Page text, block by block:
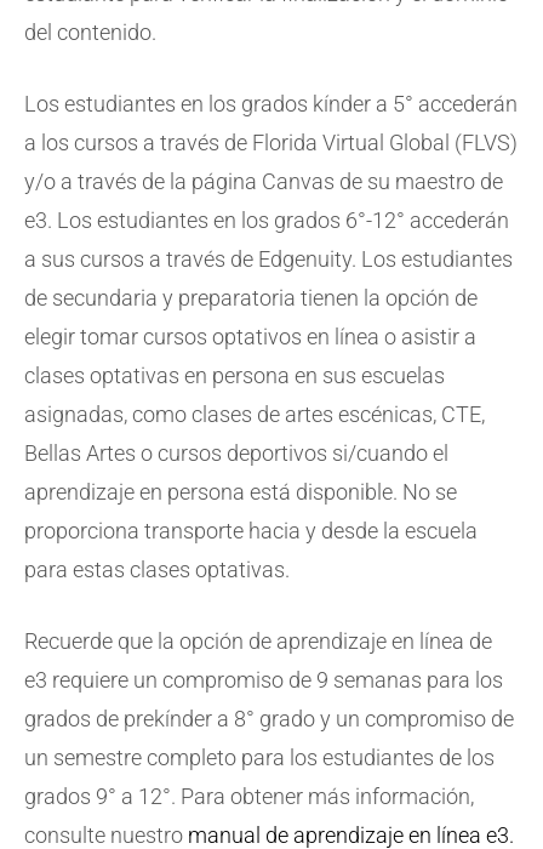
del contenido.
Los estudiantes en los grados kínder a 5° accederán
a los cursos a través de Florida Virtual Global (FLVS)
y/o a través de la página Canvas de su maestro de
e3. Los estudiantes en los grados 6°-12° accederán
a sus cursos a través de Edgenuity. Los estudiantes
de secundaria y preparatoria tienen la opción de
elegir tomar cursos optativos en línea o asistir a
clases optativas en persona en sus escuelas
asignadas, como clases de artes escénicas, CTE,
Bellas Artes o cursos deportivos si/cuando el
aprendizaje en persona está disponible. No se
proporciona transporte hacia y desde la escuela
para estas clases optativas.
Recuerde que la opción de aprendizaje en línea de
e3 requiere un compromiso de 9 semanas para los
grados de prekínder a 8° grado y un compromiso de
un semestre completo para los estudiantes de los
grados 9° a 12°. Para obtener más información,
consulte nuestro manual de aprendizaje en línea e3.